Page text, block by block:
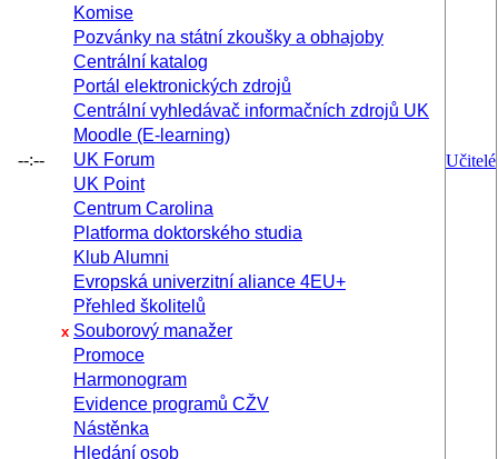
--:--
Komise
Pozvánky na státní zkoušky a obhajoby
Centrální katalog
Portál elektronických zdrojů
Centrální vyhledávač informačních zdrojů UK
Moodle (E-learning)
UK Forum
UK Point
Centrum Carolina
Platforma doktorského studia
Klub Alumni
Evropská univerzitní aliance 4EU+
Přehled školitelů
x Souborový manažer
Promoce
Harmonogram
Evidence programů CŽV
Nástěnka
Hledání osob
Učitelé